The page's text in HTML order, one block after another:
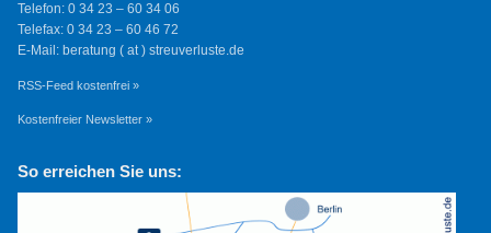
Telefon: 0 34 23 – 60 34 06
Telefax: 0 34 23 – 60 46 72
E-Mail: beratung ( at ) streuverluste.de
RSS-Feed kostenfrei »
Kostenfreier Newsletter »
So erreichen Sie uns: